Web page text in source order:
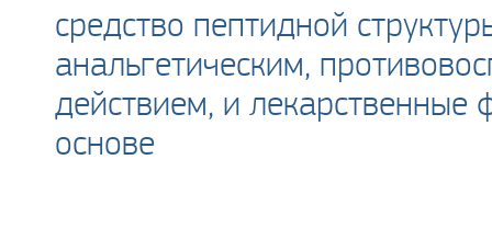
средство пептидной
анальгетическим,
действием, и лекарственные
основе